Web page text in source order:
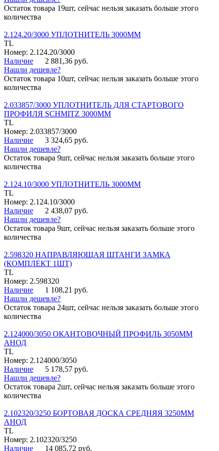
Остаток товара 19шт, сейчас нельзя заказать больше этого
количества
2.124.20/3000 УПЛОТНИТЕЛЬ 3000ММ
TL
Номер: 2.124.20/3000
Наличие
2 881,36 руб.
Нашли дешевле?
Остаток товара 10шт, сейчас нельзя заказать больше этого
количества
2.033857/3000 УПЛОТНИТЕЛЬ ДЛЯ СТАРТОВОГО
ПРОФИЛЯ SCHMITZ 3000ММ
TL
Номер: 2.033857/3000
Наличие
3 324,65 руб.
Нашли дешевле?
Остаток товара 9шт, сейчас нельзя заказать больше этого
количества
2.124.10/3000 УПЛОТНИТЕЛЬ 3000ММ
TL
Номер: 2.124.10/3000
Наличие
2 438,07 руб.
Нашли дешевле?
Остаток товара 9шт, сейчас нельзя заказать больше этого
количества
2.598320 НАПРАВЛЯЮЩАЯ ШТАНГИ ЗАМКА
(КОМПЛЕКТ 1ШТ)
TL
Номер: 2.598320
Наличие
1 108,21 руб.
Нашли дешевле?
Остаток товара 24шт, сейчас нельзя заказать больше этого
количества
2.124000/3050 ОКАНТОВОЧНЫЙ ПРОФИЛЬ 3050ММ
АНОД
TL
Номер: 2.124000/3050
Наличие
5 178,57 руб.
Нашли дешевле?
Остаток товара 2шт, сейчас нельзя заказать больше этого
количества
2.102320/3250 БОРТОВАЯ ДОСКА СРЕДНЯЯ 3250ММ
АНОД
TL
Номер: 2.102320/3250
Наличие
14 085,72 руб.